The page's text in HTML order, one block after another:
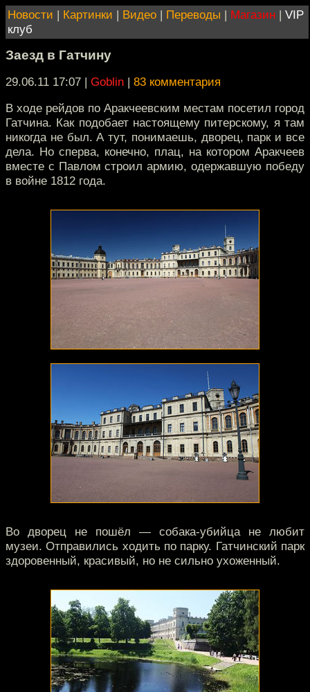
Новости | Картинки | Видео | Переводы | Магазин | VIP
клуб
Заезд в Гатчину
29.06.11 17:07 | Goblin | 83 комментария
В ходе рейдов по Аракчеевским местам посетил город
Гатчина. Как подобает настоящему питерскому, я там
никогда не был. А тут, понимаешь, дворец, парк и все
дела. Но сперва, конечно, плац, на котором Аракчеев
вместе с Павлом строил армию, одержавшую победу
в войне 1812 года.
Во дворец не пошёл — собака-убийца не любит
музеи. Отправились ходить по парку. Гатчинский парк
здоровенный, красивый, но не сильно ухоженный.